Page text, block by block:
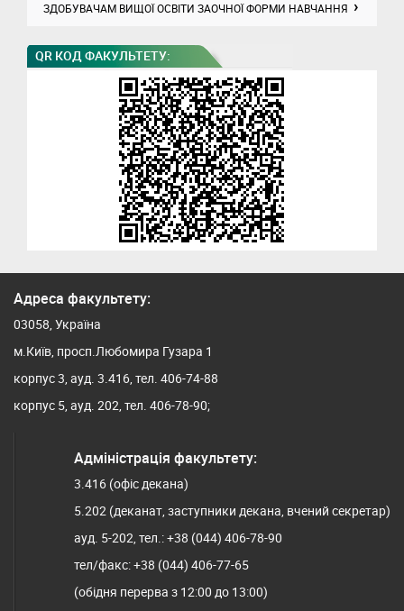
ЗДОБУВАЧАМ ВИЩОЇ ОСВІТИ ЗАОЧНОЇ ФОРМИ НАВЧАННЯ
QR КОД ФАКУЛЬТЕТУ:
Адреса факультету:
03058, Україна
м.Київ, просп.Любомира Гузара 1
корпус 3, ауд. 3.416, тел. 406-74-88
корпус 5, ауд. 202, тел. 406-78-90;
Адміністрація факультету:
3.416 (офіс декана)
5.202 (деканат, заступники декана, вчений секретар)
ауд. 5-202, тел.: +38 (044) 406-78-90
тел/факс: +38 (044) 406-77-65
(обідня перерва з 12:00 до 13:00)